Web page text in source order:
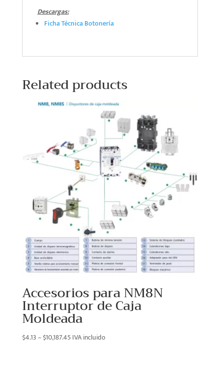
Descargas:
Ficha Técnica Botonería
Related products
Accesorios para NM8N
Interruptor de Caja
Moldeada
$4.13–$10,187.45Price
IVA incluido